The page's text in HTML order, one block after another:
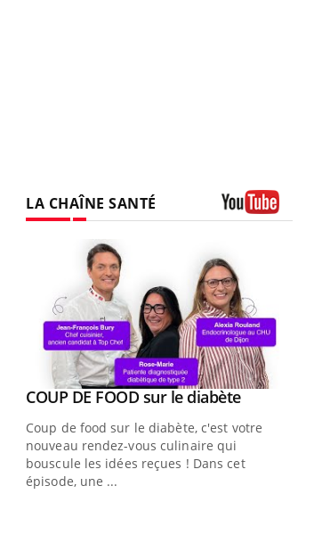
LA CHAÎNE SANTÉ
Youtube
COUP DE FOOD sur le diabèteYoutube
Coup de food sur le diabète, c'est votre
nouveau rendez-vous culinaire qui
bouscule les idées reçues ! Dans cet
épisode, une ...
Youtube
Quand l’entreprise mise sur le bien
"Les rendez-vous de la santé et de la
qualité de vie au travail" de Pourquoi
Docteur reçoivent Régis Blugeon, DRH et